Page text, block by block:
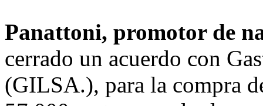
Panattoni, promotor de
cerrado un acuerdo con
(GILSA.), para la compra